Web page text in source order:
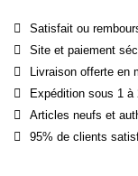
Satisfait ou
Site et paiement
Livraison offerte en
Expédition sous 1 à
Articles neufs et
95% de clients